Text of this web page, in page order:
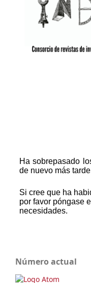
Número actual